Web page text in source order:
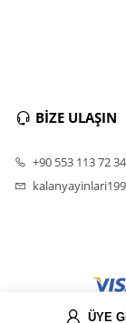
ÜYE
BİZE ULAŞIN
+90 553 113 72 34